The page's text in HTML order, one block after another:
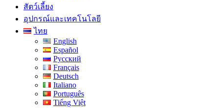
สัตว์เลี้ยง
อุปกรณ์และเทคโนโลยี
ไทย
English
Español
Русский
Français
Deutsch
Italiano
Português
Tiếng Việt